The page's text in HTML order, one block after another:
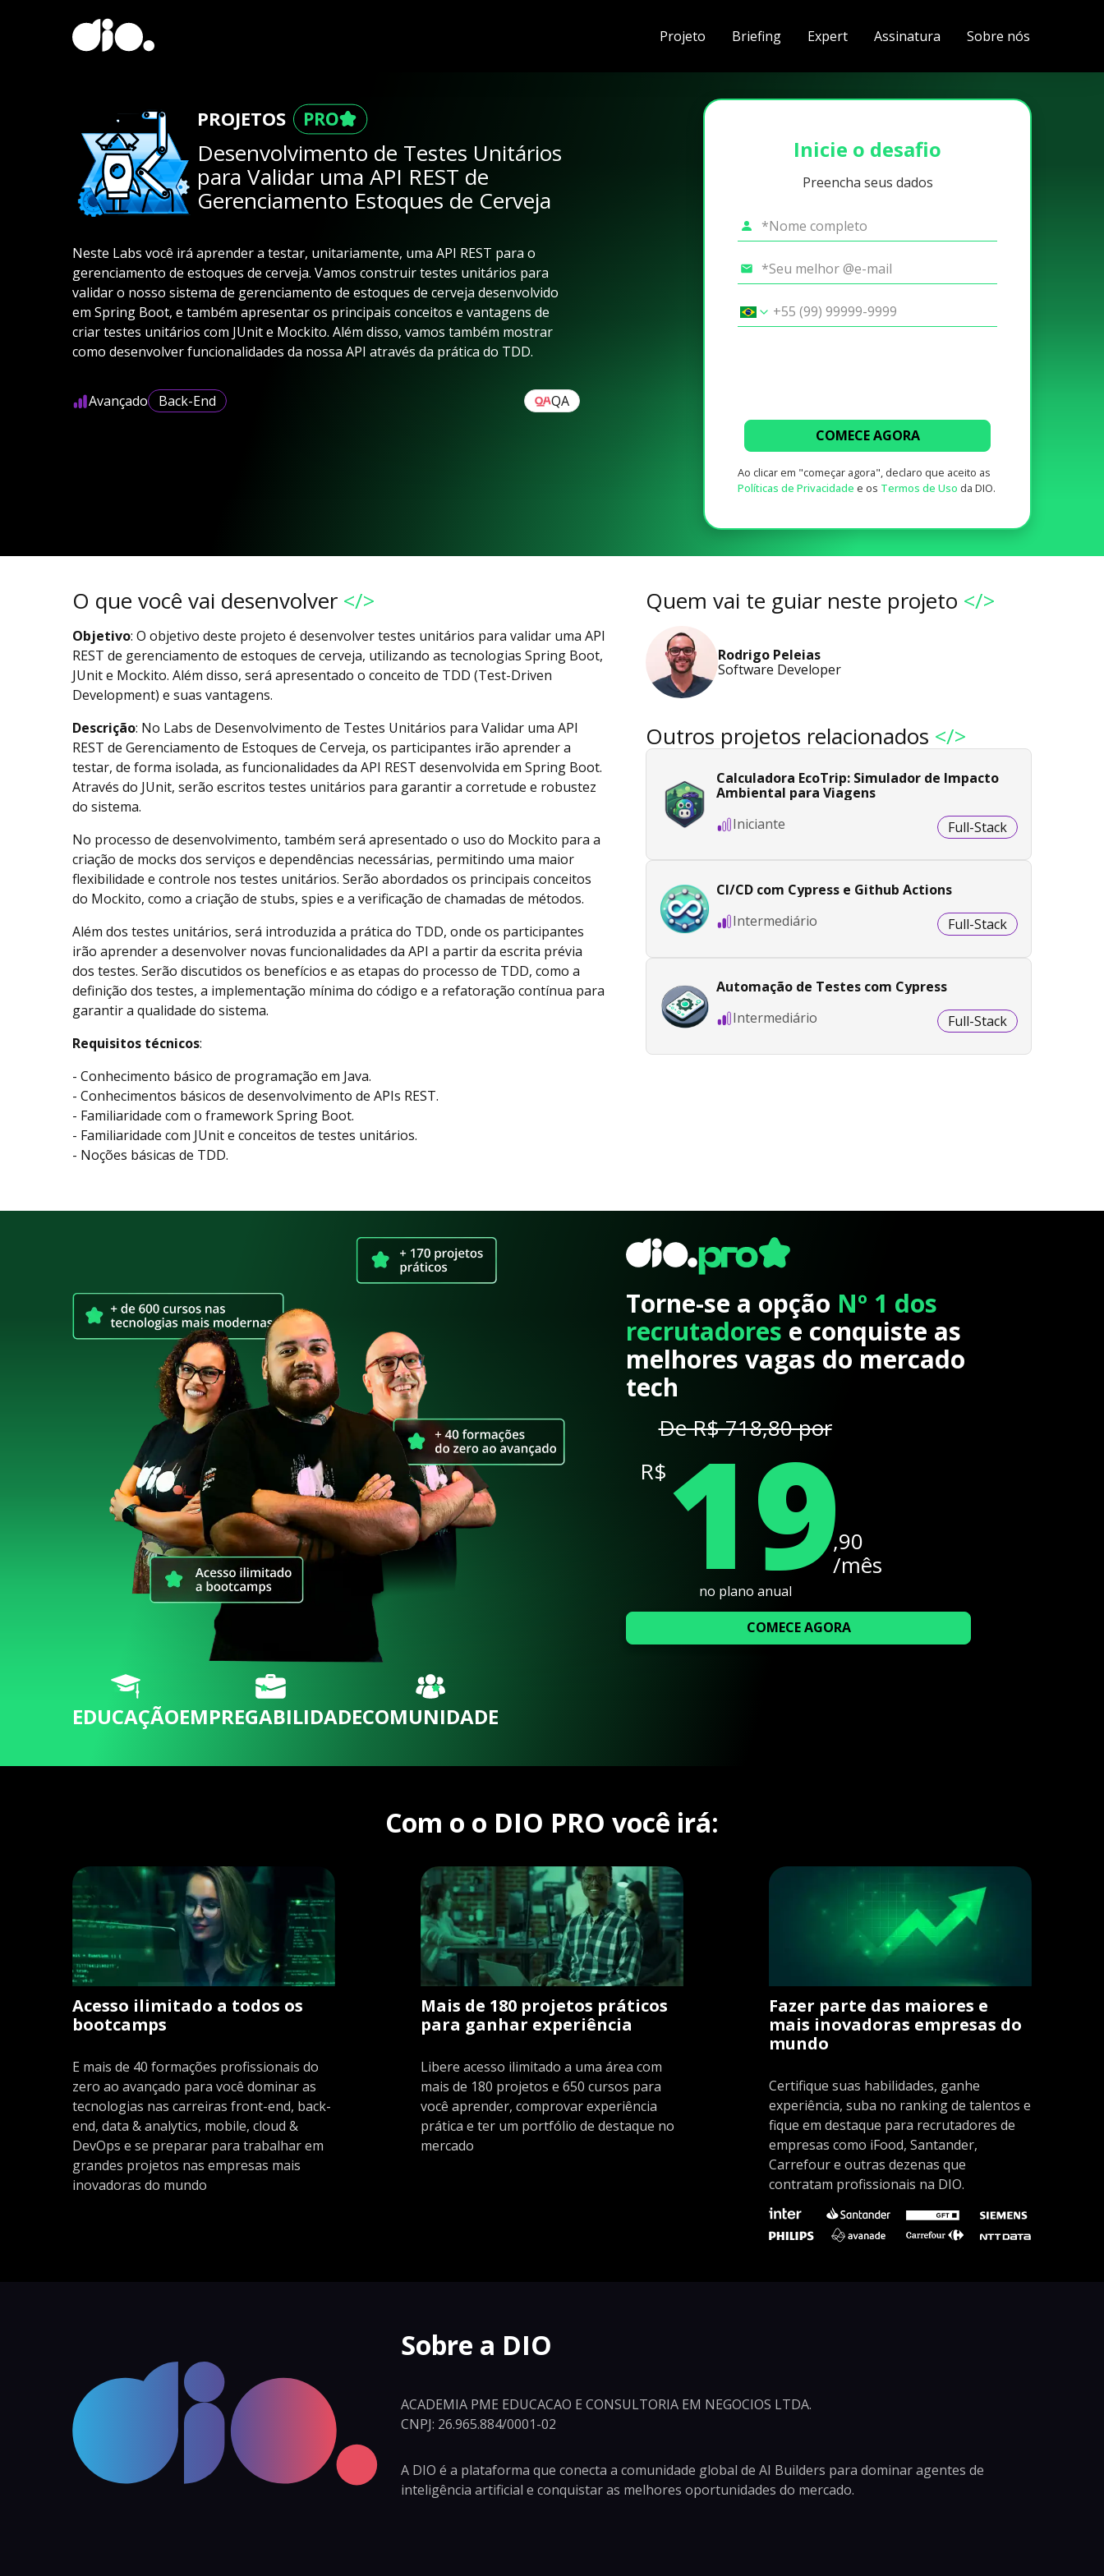
Projeto Briefing Expert Assinatura Sobre nós
PROJETOS
Desenvolvimento de Testes Unitários
para Validar uma API REST de
Gerenciamento Estoques de Cerveja
Neste Labs você irá aprender a testar, unitariamente, uma API REST para o
gerenciamento de estoques de cerveja. Vamos construir testes unitários para
validar o nosso sistema de gerenciamento de estoques de cerveja desenvolvido
em Spring Boot, e também apresentar os principais conceitos e vantagens de
criar testes unitários com JUnit e Mockito. Além disso, vamos também mostrar
como desenvolver funcionalidades da nossa API através da prática do TDD.
Avançado Back-End QA
Inicie o desafio
Preencha seus dados
COMECE AGORA
Ao clicar em "começar agora", declaro que aceito as
Políticas de Privacidade e os Termos de Uso da DIO.
O que você vai desenvolver </>
Objetivo: O objetivo deste projeto é desenvolver testes unitários para validar uma API
REST de gerenciamento de estoques de cerveja, utilizando as tecnologias Spring Boot,
JUnit e Mockito. Além disso, será apresentado o conceito de TDD (Test-Driven
Development) e suas vantagens.
Descrição: No Labs de Desenvolvimento de Testes Unitários para Validar uma API
REST de Gerenciamento de Estoques de Cerveja, os participantes irão aprender a
testar, de forma isolada, as funcionalidades da API REST desenvolvida em Spring Boot.
Através do JUnit, serão escritos testes unitários para garantir a corretude e robustez
do sistema.
No processo de desenvolvimento, também será apresentado o uso do Mockito para a
criação de mocks dos serviços e dependências necessárias, permitindo uma maior
flexibilidade e controle nos testes unitários. Serão abordados os principais conceitos
do Mockito, como a criação de stubs, spies e a verificação de chamadas de métodos.
Além dos testes unitários, será introduzida a prática do TDD, onde os participantes
irão aprender a desenvolver novas funcionalidades da API a partir da escrita prévia
dos testes. Serão discutidos os benefícios e as etapas do processo de TDD, como a
definição dos testes, a implementação mínima do código e a refatoração contínua para
garantir a qualidade do sistema.
Requisitos técnicos:
- Conhecimento básico de programação em Java.
- Conhecimentos básicos de desenvolvimento de APIs REST.
- Familiaridade com o framework Spring Boot.
- Familiaridade com JUnit e conceitos de testes unitários.
- Noções básicas de TDD.
Quem vai te guiar neste projeto </>
Rodrigo Peleias
Software Developer
Outros projetos relacionados </>
Calculadora EcoTrip: Simulador de Impacto
Ambiental para Viagens
Iniciante
Full-Stack
CI/CD com Cypress e Github Actions
Intermediário
Full-Stack
Automação de Testes com Cypress
Intermediário
Full-Stack
EDUCAÇÃOEMPREGABILIDADECOMUNIDADE
Torne-se a opção Nº 1 dos
recrutadores e conquiste as
melhores vagas do mercado
tech
De R$ 718,80 por
R$ 19,90
/mês
no plano anual
COMECE AGORA
Com o o DIO PRO você irá:
Acesso ilimitado a todos os
bootcamps
E mais de 40 formações profissionais do
zero ao avançado para você dominar as
tecnologias nas carreiras front-end, back-
end, data & analytics, mobile, cloud &
DevOps e se preparar para trabalhar em
grandes projetos nas empresas mais
inovadoras do mundo
Mais de 180 projetos práticos
para ganhar experiência
Libere acesso ilimitado a uma área com
mais de 180 projetos e 650 cursos para
você aprender, comprovar experiência
prática e ter um portfólio de destaque no
mercado
Fazer parte das maiores e
mais inovadoras empresas do
mundo
Certifique suas habilidades, ganhe
experiência, suba no ranking de talentos e
fique em destaque para recrutadores de
empresas como iFood, Santander,
Carrefour e outras dezenas que
contratam profissionais na DIO.
Sobre a DIO
ACADEMIA PME EDUCACAO E CONSULTORIA EM NEGOCIOS LTDA.
CNPJ: 26.965.884/0001-02
A DIO é a plataforma que conecta a comunidade global de AI Builders para dominar agentes de
inteligência artificial e conquistar as melhores oportunidades do mercado.